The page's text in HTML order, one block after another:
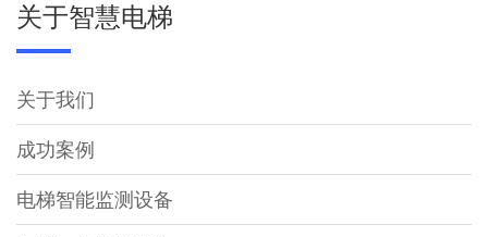
关于智慧电梯
关于我们
成功案例
电梯智能监测设备